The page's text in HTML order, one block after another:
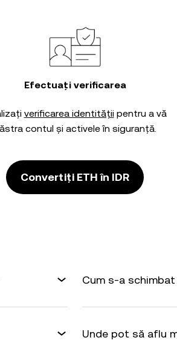
Efectuați verificarea
verificarea identității pentru a vă
contul și activele în siguranță.
Convertiți ETH în IDR
Cum s-a schimbat
Unde pot să aflu